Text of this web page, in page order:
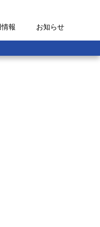
報 お知らせ